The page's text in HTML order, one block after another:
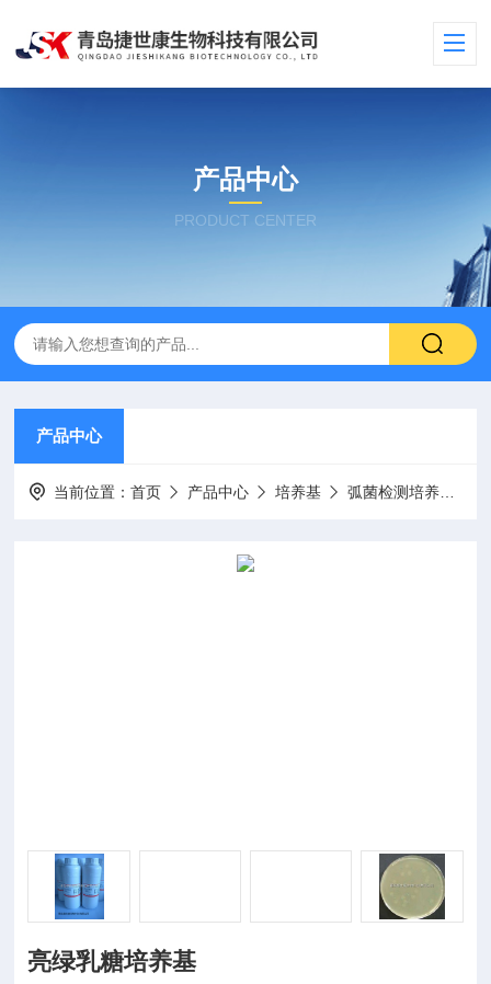
产品中心
PRODUCT CENTER
产品中心
当前位置：首页 产品中心 培养基 弧菌检测培养基
亮绿乳糖培养基